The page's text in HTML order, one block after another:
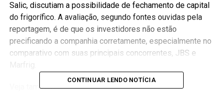
Salic, discutiam a possibilidade de fechamento de capital
do frigorífico. A avaliação, segundo fontes ouvidas pela
reportagem, é de que os investidores não estão
precificando a companhia corretamente, especialmente no
comparativo com suas principais concorrentes, JBS e
Veja também:
CONTINUAR LENDO NOTÍCIA